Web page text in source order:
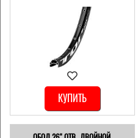
КУПИТЬ